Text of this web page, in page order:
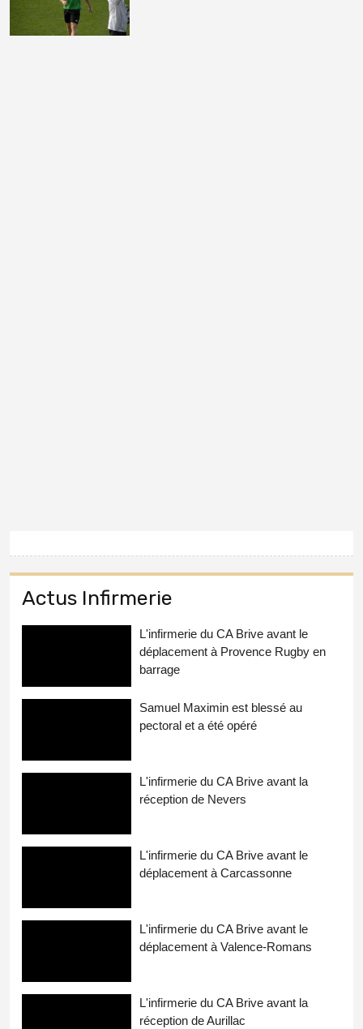
Actus Infirmerie
L'infirmerie du CA Brive avant le
déplacement à Provence Rugby en
barrage
Samuel Maximin est blessé au
pectoral et a été opéré
L'infirmerie du CA Brive avant la
réception de Nevers
L'infirmerie du CA Brive avant le
déplacement à Carcassonne
L'infirmerie du CA Brive avant le
déplacement à Valence-Romans
L'infirmerie du CA Brive avant la
réception de Aurillac